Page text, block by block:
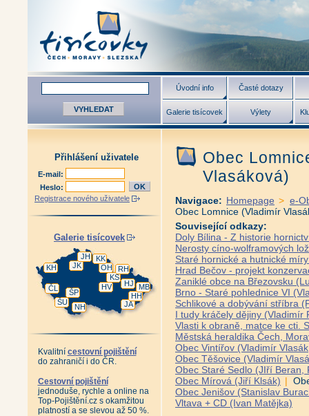
Úvodní info Časté dotazy
Galerie tisícovek Výlety
Přihlášení uživatele
E-mail:
Heslo:
Registrace nového uživatele
Galerie tisícovek
JA
HH
MB
HJ
HV
NH
KS
RH
ŠP
ŠU
OH
JK
KK
ČL
JH
KH
Kvalitní cestovní pojištění
do zahraničí i do ČR.
Cestovní pojištění
jednoduše, rychle a online na
Top-Pojištění.cz s okamžitou
platností a se slevou až 50 %.
Obec
Vlasáková)
Navigace: Homepage > e-
Obec Lomnice (Vladimír
Související odkazy:
Doly Bílina - Z historie
Nerosty cíno-wolframových
Staré hornické a hutnické
Hrad Bečov - projekt
Zaniklé obce na Březovsku
Brno - Staré pohlednice VI
Schlikové a dobývání stříbra
I tudy kráčely dějiny (Vladimír
Vlasti k obraně, matce ke cti.
Městská heraldika Čech,
Obec Vintířov (Vladimír
Obec Těšovice (Vladimír
Obec Staré Sedlo (JIří Beran,
Obec Mírová (Jiří Klsák) |
Obec Jenišov (Stanislav
Vltava + CD (Ivan Matějka)